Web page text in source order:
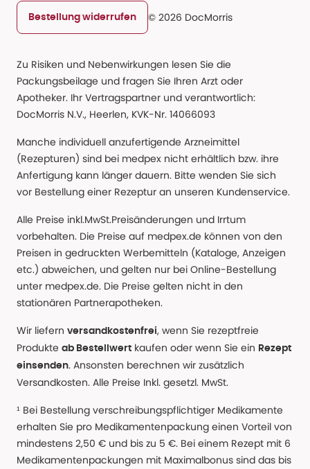
Bestellung widerrufen © 2026 DocMorris
Zu Risiken und Nebenwirkungen lesen Sie die
Packungsbeilage und fragen Sie Ihren Arzt oder
Apotheker. Ihr Vertragspartner und verantwortlich:
DocMorris N.V., Heerlen, KVK-Nr. 14066093
Manche individuell anzufertigende Arzneimittel
(Rezepturen) sind bei medpex nicht erhältlich bzw. ihre
Anfertigung kann länger dauern. Bitte wenden Sie sich
vor Bestellung einer Rezeptur an unseren Kundenservice.
Alle Preise inkl.MwSt.Preisänderungen und Irrtum
vorbehalten. Die Preise auf medpex.de können von den
Preisen in gedruckten Werbemitteln (Kataloge, Anzeigen
etc.) abweichen, und gelten nur bei Online-Bestellung
unter medpex.de. Die Preise gelten nicht in den
stationären Partnerapotheken.
Wir liefern versandkostenfrei, wenn Sie rezeptfreie
Produkte ab Bestellwert kaufen oder wenn Sie ein Rezept
einsenden. Ansonsten berechnen wir zusätzlich
Versandkosten. Alle Preise Inkl. gesetzl. MwSt.
¹ Bei Bestellung verschreibungspflichtiger Medikamente
erhalten Sie pro Medikamentenpackung einen Vorteil von
mindestens 2,50 € und bis zu 5 €. Bei einem Rezept mit 6
Medikamentenpackungen mit Maximalbonus sind das bis